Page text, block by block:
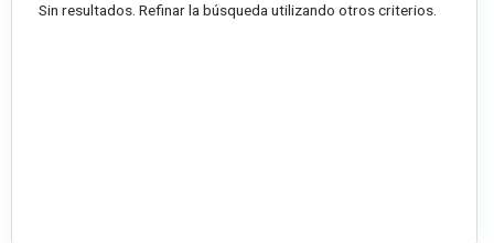
Sin resultados. Refinar la búsqueda utilizando otros criterios.